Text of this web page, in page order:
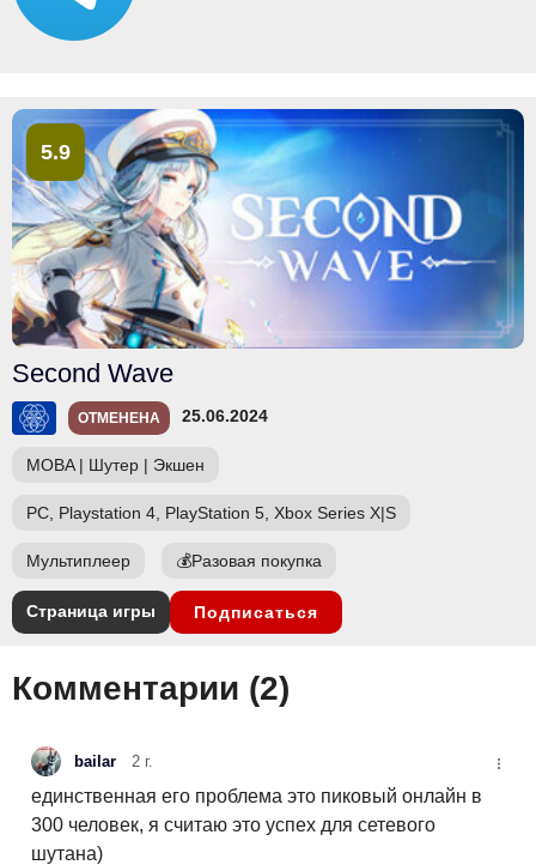
5.9
Second Wave
ОТМЕНЕНА 25.06.2024
MOBA| Шутер | Экшен
PC, Playstation 4, PlayStation 5, Xbox Series X|S
Мультиплеер 💰Разовая покупка
Страница игры Подписаться
Комментарии (2)
bailar 2 г.
единственная его проблема это пиковый онлайн в
300 человек, я считаю это успех для сетевого
шутана)